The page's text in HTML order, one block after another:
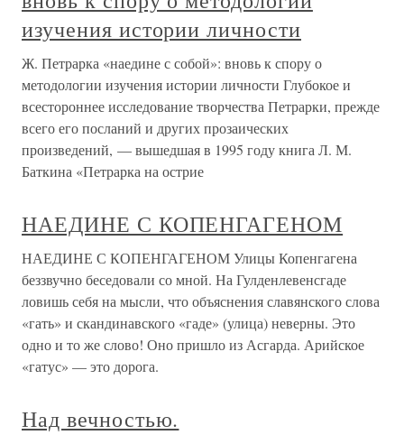
изучения истории личности
Ж. Петрарка «наедине с собой»: вновь к спору о
методологии изучения истории личности Глубокое и
всестороннее исследование творчества Петрарки, прежде
всего его посланий и других прозаических
произведений, — вышедшая в 1995 году книга Л. М.
Баткина «Петрарка на острие
НАЕДИНЕ С КОПЕНГАГЕНОМ
НАЕДИНЕ С КОПЕНГАГЕНОМ Улицы Копенгагена
беззвучно беседовали со мной. На Гулденлевенсгаде
ловишь себя на мысли, что объяснения славянского слова
«гать» и скандинавского «гаде» (улица) неверны. Это
одно и то же слово! Оно пришло из Асгарда. Арийское
«гатус» — это дорога.
Над вечностью.